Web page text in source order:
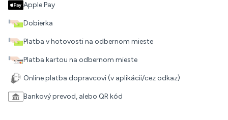
Apple Pay
Dobierka
Platba v hotovosti na odbernom mieste
Platba kartou na odbernom mieste
Online platba dopravcovi (v aplikácii/cez odkaz)
Bankový prevod, alebo QR kód